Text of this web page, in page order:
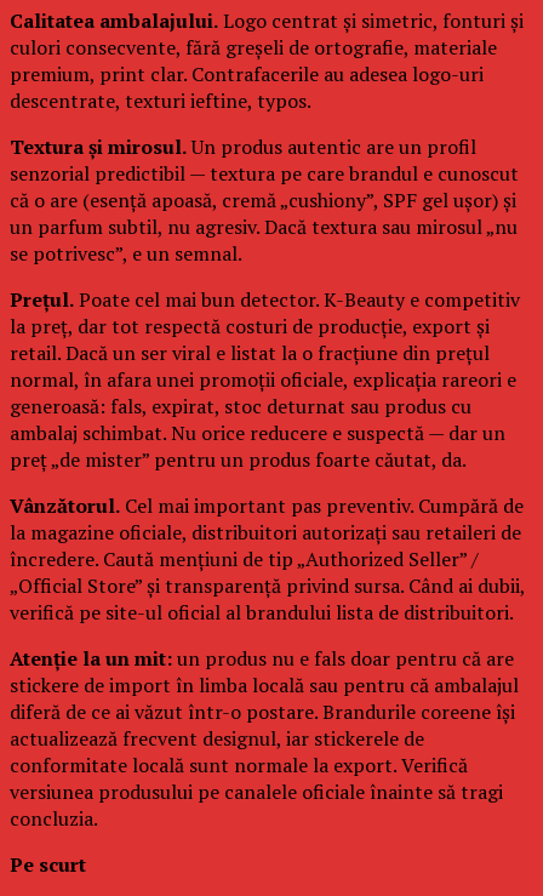
Calitatea ambalajului.Logo centrat și simetric, fonturi și
culori consecvente, fără greșeli de ortografie, materiale
premium, print clar. Contrafacerile au adesea logo-uri
descentrate, texturi ieftine, typos.
Textura și mirosul.Un produs autentic are un profil
senzorial predictibil — textura pe care brandul e cunoscut
că o are (esență apoasă, cremă „cushiony”, SPF gel ușor) și
un parfum subtil, nu agresiv. Dacă textura sau mirosul „nu
se potrivesc”, e un semnal.
Prețul.Poate cel mai bun detector. K-Beauty e competitiv
la preț, dar tot respectă costuri de producție, export și
retail. Dacă un ser viral e listat la o fracțiune din prețul
normal, în afara unei promoții oficiale, explicația rareori e
generoasă: fals, expirat, stoc deturnat sau produs cu
ambalaj schimbat. Nu orice reducere e suspectă — dar un
preț „de mister” pentru un produs foarte căutat, da.
Vânzătorul. Cel mai important pas preventiv. Cumpără de
la magazine oficiale, distribuitori autorizați sau retaileri de
încredere. Caută mențiuni de tip „Authorized Seller” /
„Official Store” și transparență privind sursa. Când ai dubii,
verifică pe site-ul oficial al brandului lista de distribuitori.
Atenție la un mit:un produs nu e fals doar pentru că are
stickere de import în limba locală sau pentru că ambalajul
diferă de ce ai văzut într-o postare. Brandurile coreene își
actualizează frecvent designul, iar stickerele de
conformitate locală sunt normale la export. Verifică
versiunea produsului pe canalele oficiale înainte să tragi
concluzia.
Pe scurt